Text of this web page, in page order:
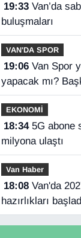
19:33Van’da sabah namazı
buluşmaları
VAN'DA SPOR
19:06Van Spor yeni transferler
yapacak mı?
İlhan açıkladı
EKONOMİ
18:345G abone sayısı 4 ayda 44,5
milyona ulaştı
Van Haber
18:08Van'da 2027-2031 İRAP
hazırlıkları